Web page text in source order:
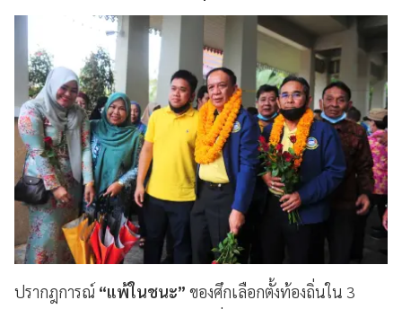
ปรากฎการณ์ “แพ้ในชนะ” ของศึกเลือกตั้งท้องถิ่นใน 3